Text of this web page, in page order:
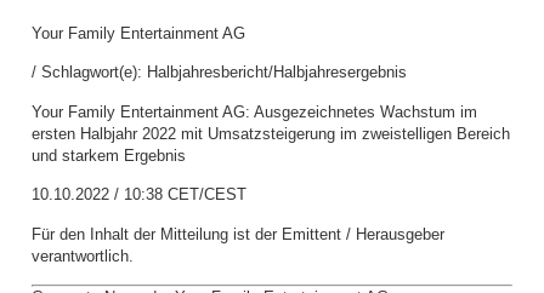
Your Family Entertainment AG
/ Schlagwort(e): Halbjahresbericht/Halbjahresergebnis
Your Family Entertainment AG: Ausgezeichnetes Wachstum im
ersten Halbjahr 2022 mit Umsatzsteigerung im zweistelligen Bereich
und starkem Ergebnis
10.10.2022 / 10:38 CET/CEST
Für den Inhalt der Mitteilung ist der Emittent / Herausgeber
verantwortlich.